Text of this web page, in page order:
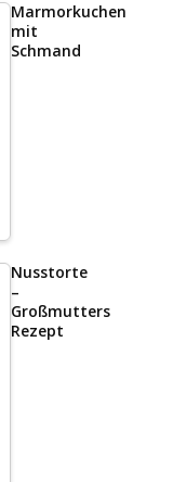
Marmorkuchen
mit
Schmand
Nusstorte
–
Großmutters
Rezept